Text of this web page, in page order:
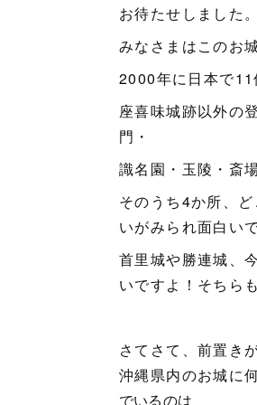
お待たせしました
みなさまはこのお
2000年に日本で
座喜味城跡以外の
門・
識名園・玉陵・斎
そのうち4か所、
いがみられ面白い
首里城や勝連城、
いですよ！そちら
さてさて、前置き
沖縄県内のお城に
でいるのは